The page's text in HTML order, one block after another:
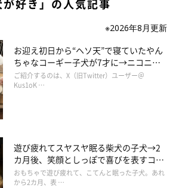
帰りが遅いときに『玄関まで探しに行って
ありましたが、気のせいかなと思って過ご
このときは明らかに玄関前をウロウロしな
ので、
いので『なごみも同じ気持ちなのかな』と
くさん一緒にいなきゃなと思った記憶があ
が好き」の人気記事
※2026年8月更新
お迎え初日から“ヘソ天”で寝ていたやん
ちゃなコーギー子犬が7才に→ニコニ
コ“コーギースマイル”が魅力のコに成
長！
ご紹介するのは、X（旧Twitter）ユーザー＠
Kus1oK …
遊び疲れてスヤスヤ眠る柴犬の子犬→2
カ月後、笑顔としっぽで喜びを表すコに
成長！
おもちゃで遊び疲れて、こてんと眠った子犬。あれ
から2カ月、表 …